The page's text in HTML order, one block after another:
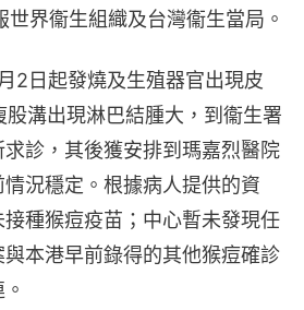
世界衞生組織及台灣衞生當局。
2日起發燒及生殖器官出現皮
溝出現淋巴結腫大，到衞生署
診，其後獲安排到瑪嘉烈醫院
況穩定。根據病人提供的資
種猴痘疫苗；中心暫未發現任
本港早前錄得的其他猴痘確診